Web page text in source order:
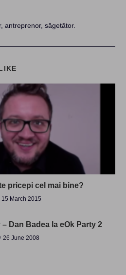
antreprenor, săgetător.
pricepi cel mai bine?
15 March 2015
Dan Badea la eOk Party 2
26 June 2008